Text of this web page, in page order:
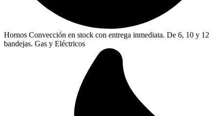
Hornos Convección en stock con entrega inmediata. De 6, 10 y 12
bandejas. Gas y Eléctricos